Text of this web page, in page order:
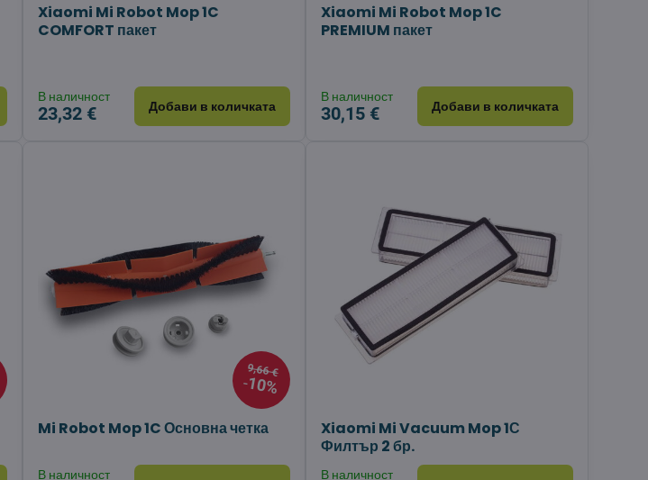
Xiaomi Mi Robot Mop 1C
COMFORT пакет
В наличност
23,32 € Добави в количката
Xiaomi Mi Robot Mop 1C
PREMIUM пакет
В наличност
30,15 € Добави в количката
9,66 €
10%
Mi Robot Mop 1C Основна четка
В наличност
Xiaomi Mi Vacuum Mop 1С
Филтър 2 бр.
В наличност